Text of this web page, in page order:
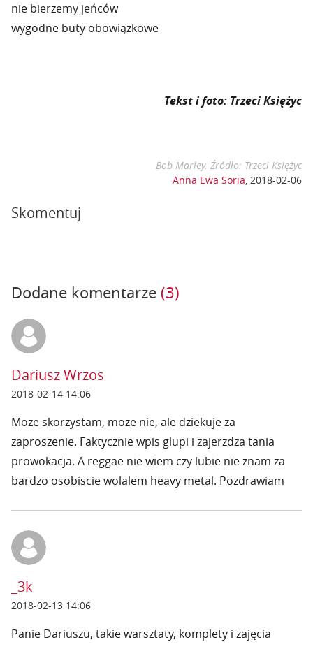
nie bierzemy jeńców
wygodne buty obowiązkowe
Tekst i foto: Trzeci Księżyc
Bob Marley. Źródło: Trzeci Księżyc
Anna Ewa Soria, 2018-02-06
Skomentuj
Dodane komentarze (3)
Dariusz Wrzos
2018-02-14 14:06
Moze skorzystam, moze nie, ale dziekuje za
zaproszenie. Faktycznie wpis glupi i zajerzdza tania
prowokacja. A reggae nie wiem czy lubie nie znam za
bardzo osobiscie wolalem heavy metal. Pozdrawiam
_3k
2018-02-13 14:06
Panie Dariuszu, takie warsztaty, komplety i zajęcia